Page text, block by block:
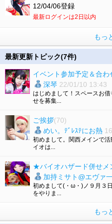
12/04/06登録
最新ログインは2日以内
もっ
最新更新トピック(7件)
イベント参加予定＆合わ
深琴 22/01/10 13:43
はじめまして！スペースお
せを募集...
ご挨拶(70)
めい。ﾃﾞﾚｽﾃにお熱
初めまして。関西メインで
イオは...
★バイオハザード併せ
加持ミサト@エヴァ
初めまして(・ω・)ノ９月３
をやりま...
もっ